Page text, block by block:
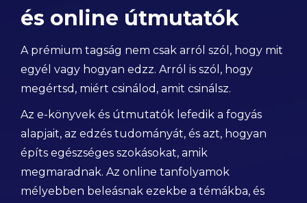
és online útmutatók
A prémium tagság nem csak arról szól, hogy mit
egyél vagy hogyan edzz. Arról is szól, hogy
megértsd, miért csinálod, amit csinálsz.
Az e-könyvek és útmutatók lefedik a fogyás
alapjait, az edzés tudományát, és azt, hogyan
építs egészséges szokásokat, amik
megmaradnak. Az online tanfolyamok
mélyebben beleásnak ezekbe a témákba, és